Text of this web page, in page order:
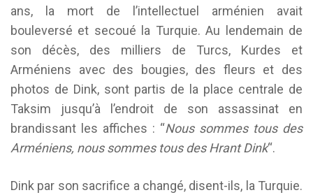
ans, la mort de l’intellectuel arménien avait
bouleversé et secoué la Turquie. Au lendemain de
son décès, des milliers de Turcs, Kurdes et
Arméniens avec des bougies, des fleurs et des
photos de Dink, sont partis de la place centrale de
Taksim jusqu’à l’endroit de son assassinat en
brandissant les affiches : “Nous sommes tous des
Arméniens, nous sommes tous des Hrant Dink“.
Dink par son sacrifice a changé, disent-ils, la Turquie.